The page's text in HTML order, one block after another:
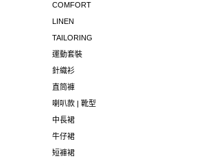
COMFORT
LINEN
TAILORING
運動套裝
針織衫
直筒褲
喇叭款 | 靴型
中長裙
牛仔裙
短褲裙